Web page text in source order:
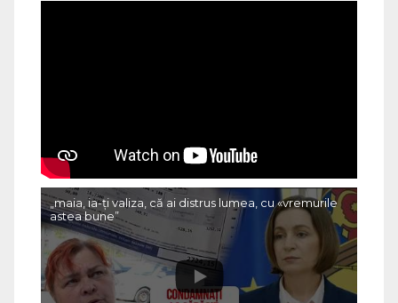
„maia, ia-ți valiza, că ai distrus lumea, cu «vremurile
astea bune”